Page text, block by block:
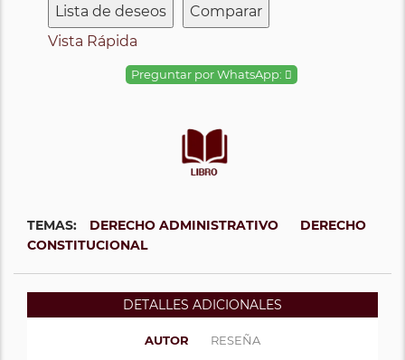
Lista de deseos
Comparar
Vista Rápida
Preguntar por WhatsApp:
TEMAS: DERECHO ADMINISTRATIVO
DERECHO
CONSTITUCIONAL
DETALLES ADICIONALES
AUTOR RESEÑA